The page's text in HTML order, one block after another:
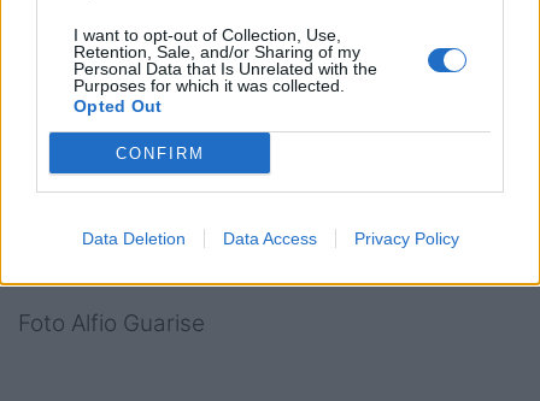
I want to opt-out of Collection, Use,
Retention, Sale, and/or Sharing of my
Personal Data that Is Unrelated with the
Purposes for which it was collected.
Opted Out
CONFIRM
Data Deletion Data Access Privacy Policy
Risultati e classifica di Top10 - clicca sul
Foto Alfio Guarise